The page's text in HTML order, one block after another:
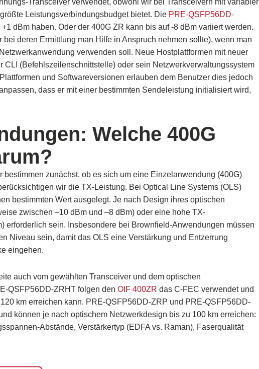
Transceiver verwendet, obwohl wir bei Transceivern mit variabler
Leistungsverbindungsbudget bietet. Die PRE-QSFP56DD-
dBm haben. Oder der 400G ZR kann bis auf -8 dBm variiert werden.
deren Ermittlung man Hilfe in Anspruch nehmen sollte), wenn man
verwenden soll. Neue Hostplattformen mit neuer
(Befehlszeilenschnittstelle) oder sein Netzwerkverwaltungssystem
und Softwareversionen erlauben dem Benutzer dies jedoch
dass er mit einer bestimmten Sendeleistung initialisiert wird,
: Welche 400G
zunächst, ob es sich um eine Einzelanwendung (400G)
wir die TX-Leistung. Bei Optical Line Systems (OLS)
bestimmten Wert ausgelegt. Je nach Design ihres optischen
zwischen –10 dBm und –8 dBm) oder eine hohe TX-
erforderlich sein. Insbesondere bei Brownfield-Anwendungen müssen
Niveau sein, damit das OLS eine Verstärkung und Entzerrung
eingehen.
auch vom gewählten Transceiver und dem optischen
QSFP56DD-ZRHT folgen den OIF 400ZR das C-FEC verwendet und
km erreichen kann. PRE-QSFP56DD-ZRP und PRE-QSFP56DD-
können je nach optischem Netzwerkdesign bis zu 100 km erreichen:
Abstände, Verstärkertyp (EDFA vs. Raman), Faserqualität